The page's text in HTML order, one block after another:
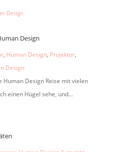
Design
, Human Design, Projektor,
Design
Human Design Reise mit vielen
einen Hügel sehe, und...